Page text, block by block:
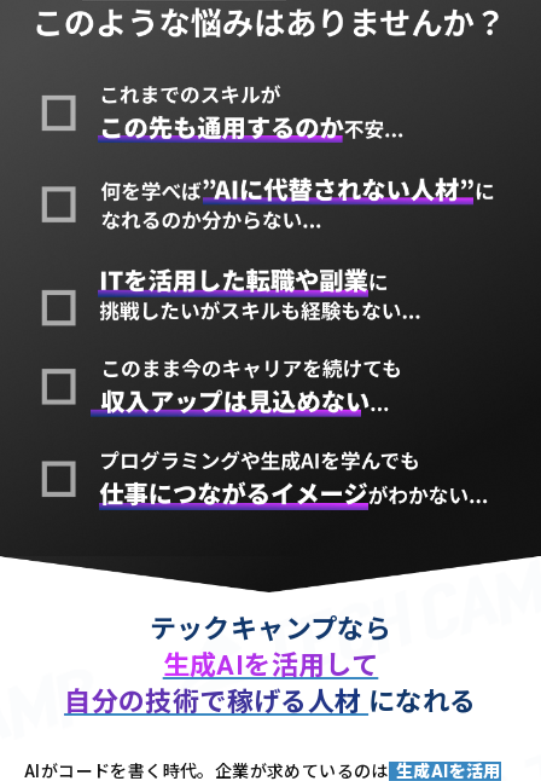
テックキャンプなら
生成AIを活用して
自分の技術で稼げる人材 になれる
AIがコードを書く時代。企業が求めているのは 生成AIを活用